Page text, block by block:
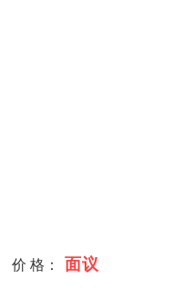
价 格： 面议